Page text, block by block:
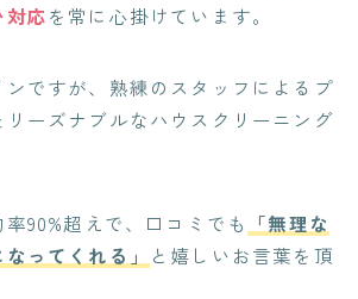
応を常に心掛けています。
ですが、熟練のスタッフによるプ
リーズナブルなハウスクリーニング
90%超えで、口コミでも
「無理な
ってくれる」
と嬉しいお言葉を頂